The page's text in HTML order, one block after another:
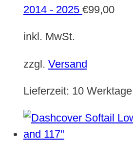
2014 - 2025 €99,00
inkl. MwSt.
zzgl. Versand
Lieferzeit: 10 Werktage